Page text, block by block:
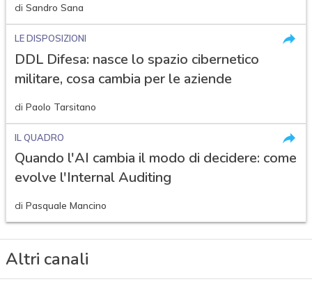
di Sandro Sana
LE DISPOSIZIONI
DDL Difesa: nasce lo spazio cibernetico
militare, cosa cambia per le aziende
di Paolo Tarsitano
IL QUADRO
Quando l'AI cambia il modo di decidere: come
evolve l'Internal Auditing
di Pasquale Mancino
Altri canali